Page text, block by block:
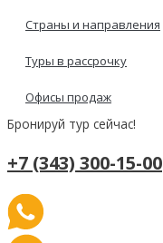
Страны и направления
Туры в рассрочку
Офисы продаж
Бронируй тур сейчас!
+7 (343) 300-15-00